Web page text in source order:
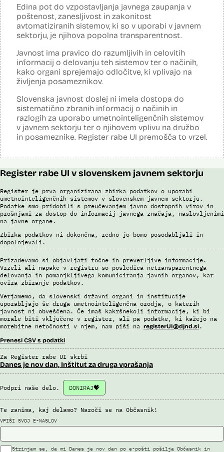
Analiza učinka na osebne podatke opravljena:
Posodobljeno: 3. december 2024
Sistem avtomatizirano zbira, obdeluje, presoja varnostna tveganja ter
evidence potnikov iz sistema rezervacij letalskih vozovnic. Po
avtomatiziranem preverjanju podatkov PNR (Passenger Name
Record) in API (Advanced Passenger Information) v primeru ujemanja
v evidencah policije, SIS in Interpola poda rezultat v obliki "zadetek oz.
ni zadetka" z navedbo sklopa evidenc, v katerih je prišlo do ujemanja,
ter navedbo, ali se ujemanje nanaša na podatke o osebi ali na
podatke o potovalnem dokumentu. V primeru ujemanja poda tudi
podatke, na podlagi katerih je prišlo do ujemanja med preverjenimi
podatki in ocenjevalnimi merili.
Ocenjevalna merila so oblikovana z analitično obdelavo podatkov, pri
čemer se oblikujejo indikatorji tveganja, ki predstavljajo posamezne
predstavljajo specifične potovalne vzorce storilcev terorističnih in
omogočajo usmerjeno delo policije in drugih pristojnih organov na
na utemeljene razloge v posamičnem primeru posreduje podatke
potnikov, prijavljenih na let, oziroma podatke potnikov iz sistema
rezervacij letalskih vozovnic oziroma rezultate njihove obdelave
drugim enotam policije.
pri avtomatizirani obdelavi podatkov ter varnostna tveganja
posamično pregledajo še z neavtomatiziranimi sredstvi.
Sistem uporablja sledeče vire podatkov: Evidenca potnikov,
prijavljenih na let, Evidenca potnikov iz sistema rezervacij letalskih
vozovnic, Evidence policije, Schengenskega informacijskega sistema,
Interpola.
Viri:
Brošura 60 let informacijsko telekomunikacijskega sistema policije
Odgovor na zahtevek za informacije javnega značaja
Edina pot do vzpostavljanja javnega zaupanja v
poštenost, zanesljivost in zakonitost
avtomatiziranih sistemov, ki so v uporabi v javnem
sektorju, je njihova popolna transparentnost.
Javnost ima pravico do razumljivih in celovitih
informacij o delovanju teh sistemov ter o načinih,
kako organi sprejemajo odločitve, ki vplivajo na
življenja posameznikov.
Slovenska javnost doslej ni imela dostopa do
sistematično zbranih informacij o načinih in
razlogih za uporabo umetnointeligenčnih sistemov
v javnem sektorju ter o njihovem vplivu na družbo
in posameznike. Register rabe UI premošča to vrzel.
Register rabe UI v slovenskem javnem sektorju
Register je prva organizirana zbirka podatkov o uporabi
umetnointeligenčnih sistemov v slovenskem javnem sektorju.
Podatke smo pridobili s preučevanjem javno dostopnih virov in
prošnjami za dostop do informacij javnega značaja, naslovljenimi
na javne organe.
Zbirka podatkov ni dokončna, redno jo bomo posodabljali in
dopolnjevali.
Prizadevamo si objavljati točne in preverljive informacije.
Vrzeli ali napake v registru so posledica netransparentnega
delovanja in pomanjkljivega komuniciranja javnih organov, kar
ovira zbiranje podatkov.
Verjamemo, da slovenski državni organi in institucije
uporabljajo še druga umetnointeligenčna orodja, o katerih
javnost ni obveščena. Če imaš kakršnekoli informacije, ki bi
morale biti vključene v register, ali pa podatke, ki kažejo na
morebitne netočnosti v njem, nam piši na registerUI@djnd.si.
Prenesi CSV s podatki
Za Register rabe UI skrbi
Danes je nov dan, Inštitut za druga vprašanja
Podpri naše delo. DONIRAJ
Te zanima, kaj delamo? Naroči se na Občasnik!
VPIŠI SVOJ E-NASLOV
Strinjam se, da mi Danes je nov dan po e-pošti pošilja Občasnik in